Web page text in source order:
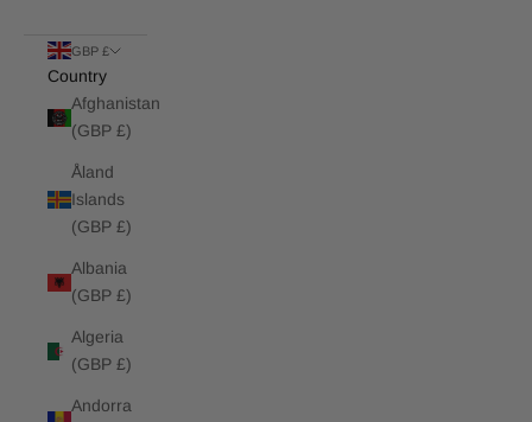
GBP £
Country
Afghanistan
(GBP £)
Åland
Islands
(GBP £)
Albania
(GBP £)
Algeria
(GBP £)
Andorra